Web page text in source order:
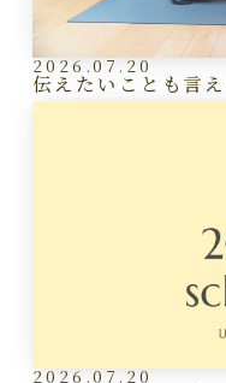
2026.07.20
伝えたいことも言
2026.07.20